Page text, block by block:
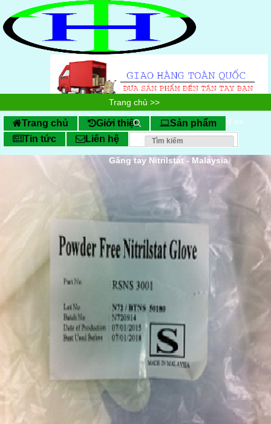
Trang chủ >>
SẢN PHẨM CHỐNG TĨNH ĐIỆN >>
Găng tay chống tĩnh điện
Găng tay Nitrilstat - Malaysia
Trang chủ Giới thiệu
Sản phẩm
Tin tức
Liên hệ